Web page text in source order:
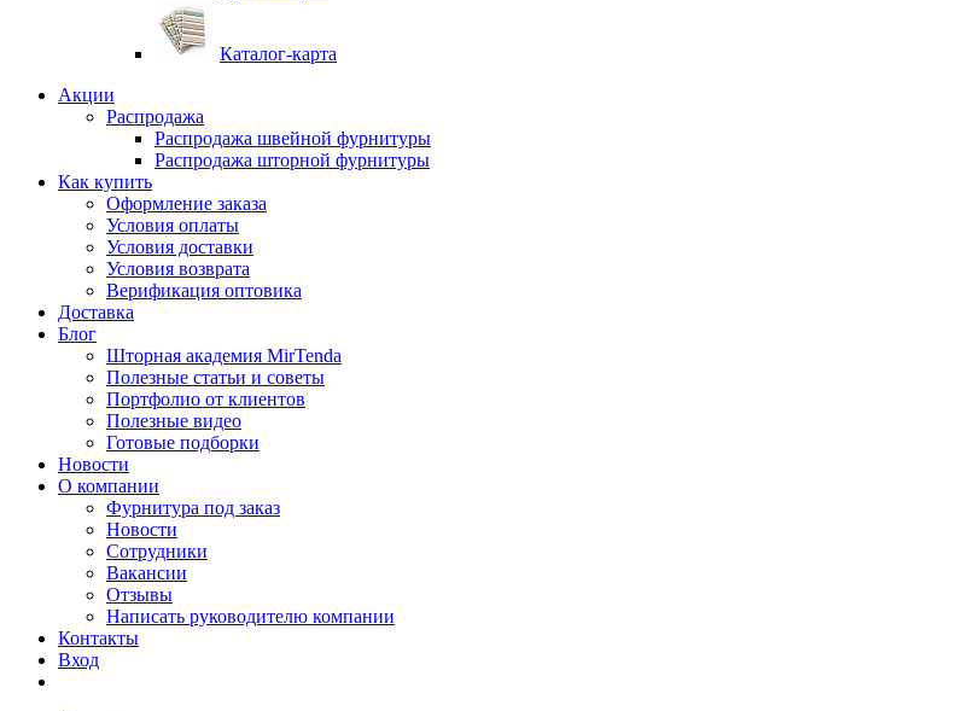
Каталог-карта
Акции
Распродажа
Распродажа швейной фурнитуры
Распродажа шторной фурнитуры
Как купить
Оформление заказа
Условия оплаты
Условия доставки
Условия возврата
Верификация оптовика
Доставка
Блог
Шторная академия MirTenda
Полезные статьи и советы
Портфолио от клиентов
Полезные видео
Готовые подборки
Новости
О компании
Фурнитура под заказ
Новости
Сотрудники
Вакансии
Отзывы
Написать руководителю компании
Контакты
Вход